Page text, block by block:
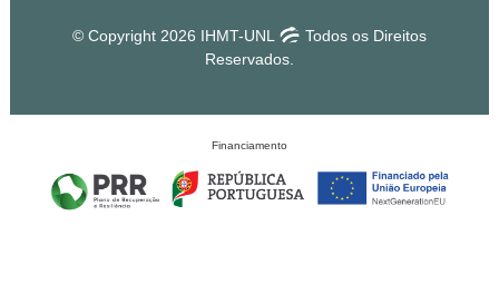
© Copyright 2026 IHMT-UNL
Todos os Direitos
Reservados.
Financiamento